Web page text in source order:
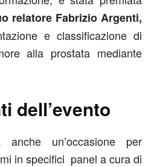
relatore Fabrizio Argenti,
e classificazione di
alla prostata mediante
dell’evento
un’occasione per
in specifici panel a cura di